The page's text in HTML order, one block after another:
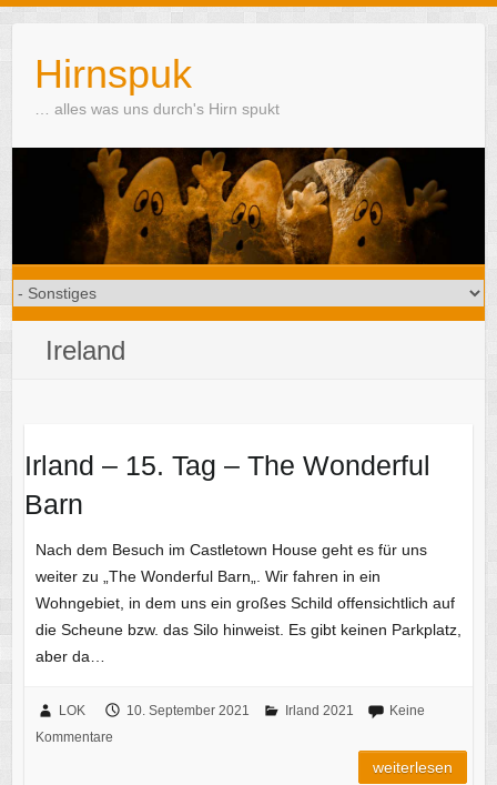
contentHirnspuk
… alles was uns durch's Hirn spukt
Ireland
Irland – 15. Tag – The Wonderful
Barn
Nach dem Besuch im Castletown House geht es für uns
weiter zu „The Wonderful Barn„. Wir fahren in ein
Wohngebiet, in dem uns ein großes Schild offensichtlich auf
die Scheune bzw. das Silo hinweist. Es gibt keinen Parkplatz,
aber da…
LOK 10. September 2021 Irland 2021
Keine
Kommentare
weiterlesen